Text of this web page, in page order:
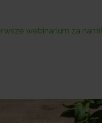
webinarium za nami!